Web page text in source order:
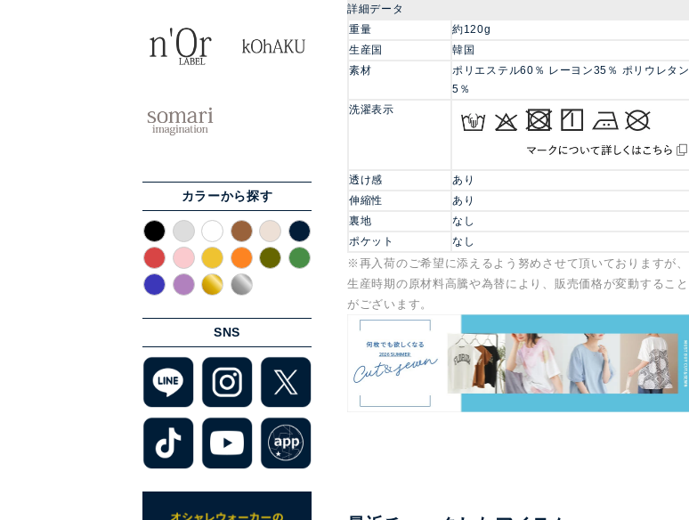
カラーから探す
SNS
詳細データ
重量
約120g
生産国
韓国
素材
ポリエステル60％ レーヨン35％ ポリウレタン
5％
洗濯表示
透け感
あり
伸縮性
あり
裏地
なし
ポケット
なし
※再入荷のご希望に添えるよう努めさせて頂いておりますが、
生産時期の原材料高騰や為替により、販売価格が変動すること
がございます。